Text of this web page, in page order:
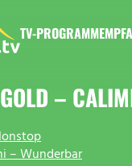
TV-PROGRAMM
–
– Wunderbar